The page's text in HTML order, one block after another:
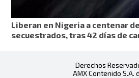
Liberan en Nigeria a centenar
secuestrados, tras 42 días de
Derechos
AMX Contenido S.A.